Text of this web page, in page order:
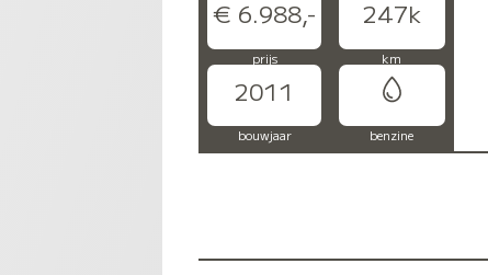
€ 6.988,- 247k
prijs km
2011
bouwjaar benzine